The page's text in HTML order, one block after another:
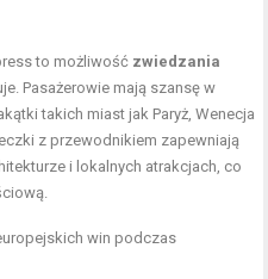
to możliwość zwiedzania
Pasażerowie mają szansę w
takich miast jak Paryż, Wenecja
z przewodnikiem zapewniają
i lokalnych atrakcjach, co
win podczas